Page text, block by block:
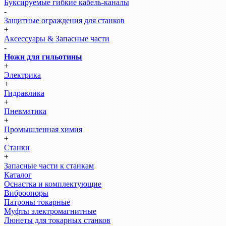
Буксируемые гибкие кабель-каналы
-
Защитные ограждения для станков
+
Аксессуары & Запасные части
-
Ножи для гильотины
+
Электрика
+
Гидравлика
+
Пневматика
+
Промышленная химия
+
Станки
+
Запасные части к станкам
Каталог
Оснастка и комплектующие
Виброопоры
Патроны токарные
Муфты электромагнитные
Люнеты для токарных станков